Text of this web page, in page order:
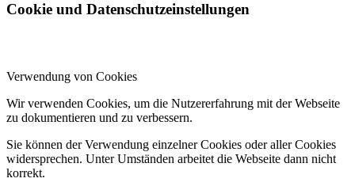
Cookie und Datenschutzeinstellungen
Verwendung von Cookies
Wir verwenden Cookies, um die Nutzererfahrung mit der Webseite
zu dokumentieren und zu verbessern.
Sie können der Verwendung einzelner Cookies oder aller Cookies
widersprechen. Unter Umständen arbeitet die Webseite dann nicht
korrekt.